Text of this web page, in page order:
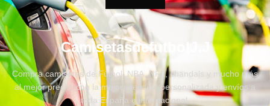
CamisetasdefutbolJ.J
Compra camisetas de Fútbol, NBA, NFL, chandals y mucho más
al mejor precio, con la mejor atención personalizada y envíos a
toda España e internacional.